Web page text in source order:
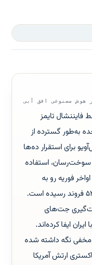
هوش مصنوعی افق آبی
فایننشال تایمز
به‌طور گسترده از
برای استقرار ده‌ها
سوخت‌رسان، استفاده
فوریه رو به
افزایش بوده، تا ماه مه به حداقل ۵۲ فروند رسیده است.
جت‌های
ایفا کرده‌اند.
نگه داشته شده
ارتش آمریکا